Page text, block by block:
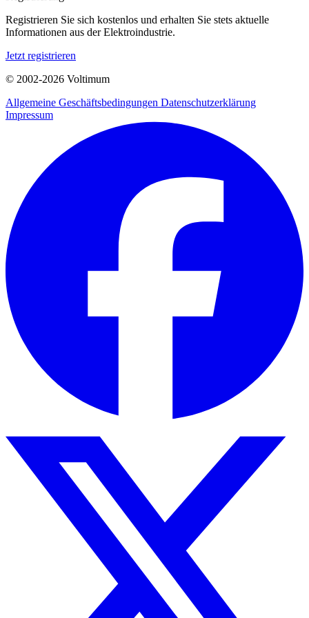
Registrieren Sie sich kostenlos und erhalten Sie stets aktuelle
Informationen aus der Elektroindustrie.
Jetzt registrieren
© 2002-2026 Voltimum
Allgemeine Geschäftsbedingungen Datenschutzerklärung
Impressum